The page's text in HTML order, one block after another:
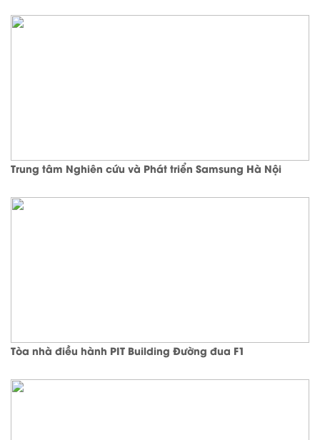
Trung tâm Nghiên cứu và Phát triển Samsung Hà Nội
Tòa nhà điều hành PIT Building Đường đua F1